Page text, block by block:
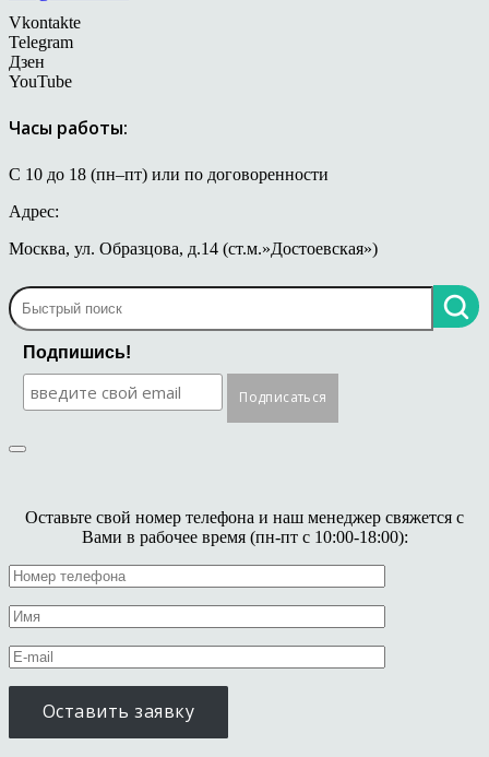
Vkontakte
Telegram
Дзен
YouTube
Часы работы:
С 10 до 18 (пн–пт) или по договоренности
Адрес:
Москва, ул. Образцова, д.14 (ст.м.»Достоевская»)
Подпишись!
Оставьте свой номер телефона и наш менеджер свяжется с
Вами в рабочее время (пн-пт с 10:00-18:00):